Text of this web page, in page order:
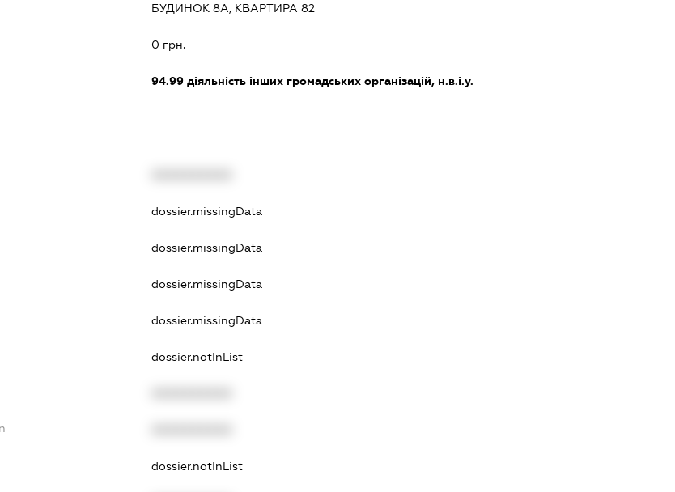
БУДИНОК 8А, КВАРТИРА 82
0 грн.
94.99 діяльність інших громадських організацій, н.в.і.у.
dossier.missingData
dossier.missingData
dossier.missingData
dossier.missingData
dossier.notInList
dossier.notInList